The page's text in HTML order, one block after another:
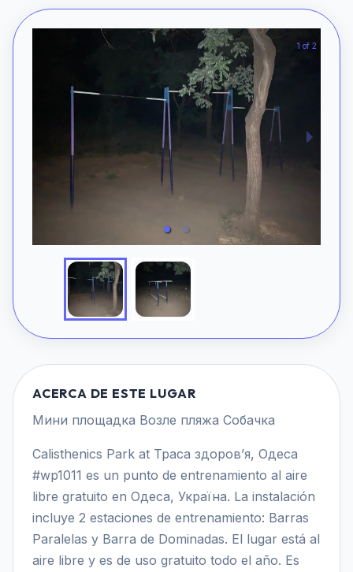
1 of 2
ACERCA DE ESTE LUGAR
Мини площадка Возле пляжа Собачка
Calisthenics Park at Траса здоров’я, Одеса
#wp1011 es un punto de entrenamiento al aire
libre gratuito en Одеса, Україна. La instalación
incluye 2 estaciones de entrenamiento: Barras
Paralelas y Barra de Dominadas. El lugar está al
aire libre y es de uso gratuito todo el año. Es